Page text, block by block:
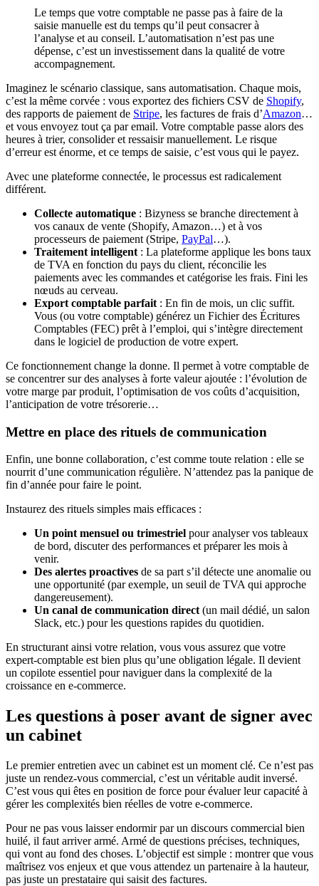
Le temps que votre comptable ne passe pas à faire de la
saisie manuelle est du temps qu’il peut consacrer à
l’analyse et au conseil. L’automatisation n’est pas une
dépense, c’est un investissement dans la qualité de votre
accompagnement.
Imaginez le scénario classique, sans automatisation. Chaque mois,
c’est la même corvée : vous exportez des fichiers CSV de Shopify,
des rapports de paiement de Stripe, les factures de frais d’Amazon…
et vous envoyez tout ça par email. Votre comptable passe alors des
heures à trier, consolider et ressaisir manuellement. Le risque
d’erreur est énorme, et ce temps de saisie, c’est vous qui le payez.
Avec une plateforme connectée, le processus est radicalement
différent.
Collecte automatique : Bizyness se branche directement à
vos canaux de vente (Shopify, Amazon…) et à vos
processeurs de paiement (Stripe, PayPal…).
Traitement intelligent : La plateforme applique les bons taux
de TVA en fonction du pays du client, réconcilie les
paiements avec les commandes et catégorise les frais. Fini les
nœuds au cerveau.
Export comptable parfait : En fin de mois, un clic suffit.
Vous (ou votre comptable) générez un Fichier des Écritures
Comptables (FEC) prêt à l’emploi, qui s’intègre directement
dans le logiciel de production de votre expert.
Ce fonctionnement change la donne. Il permet à votre comptable de
se concentrer sur des analyses à forte valeur ajoutée : l’évolution de
votre marge par produit, l’optimisation de vos coûts d’acquisition,
l’anticipation de votre trésorerie…
Mettre en place des rituels de communication
Enfin, une bonne collaboration, c’est comme toute relation : elle se
nourrit d’une communication régulière. N’attendez pas la panique de
fin d’année pour faire le point.
Instaurez des rituels simples mais efficaces :
Un point mensuel ou trimestriel pour analyser vos tableaux
de bord, discuter des performances et préparer les mois à
venir.
Des alertes proactives de sa part s’il détecte une anomalie ou
une opportunité (par exemple, un seuil de TVA qui approche
dangereusement).
Un canal de communication direct (un mail dédié, un salon
Slack, etc.) pour les questions rapides du quotidien.
En structurant ainsi votre relation, vous vous assurez que votre
expert-comptable est bien plus qu’une obligation légale. Il devient
un copilote essentiel pour naviguer dans la complexité de la
croissance en e-commerce.
Les questions à poser avant de signer avec
un cabinet
Le premier entretien avec un cabinet est un moment clé. Ce n’est pas
juste un rendez-vous commercial, c’est un véritable audit inversé.
C’est vous qui êtes en position de force pour évaluer leur capacité à
gérer les complexités bien réelles de votre e-commerce.
Pour ne pas vous laisser endormir par un discours commercial bien
huilé, il faut arriver armé. Armé de questions précises, techniques,
qui vont au fond des choses. L’objectif est simple : montrer que vous
maîtrisez vos enjeux et que vous attendez un partenaire à la hauteur,
pas juste un prestataire qui saisit des factures.